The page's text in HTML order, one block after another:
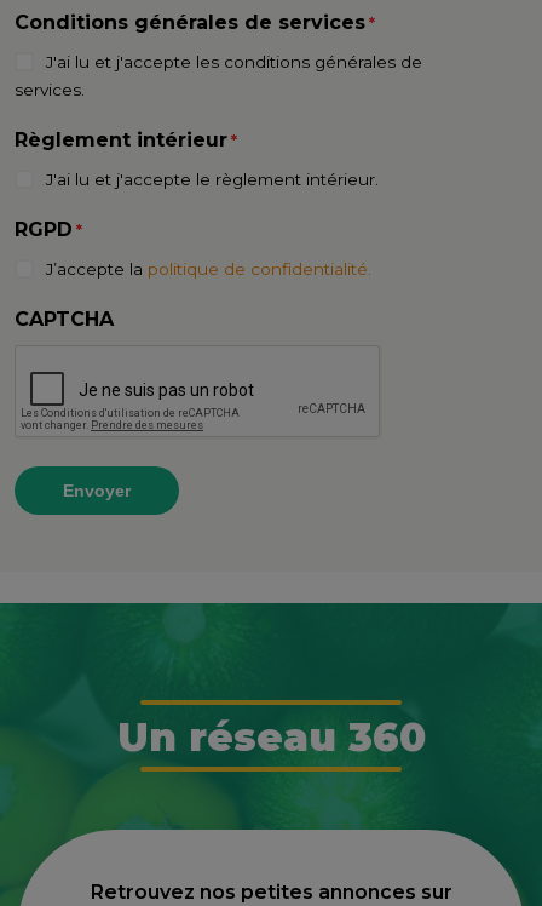
Conditions générales de services *
J'ai lu et j'accepte les conditions générales de
services.
Règlement intérieur *
J'ai lu et j'accepte le règlement intérieur.
RGPD *
J’accepte la politique de confidentialité.
CAPTCHA
Envoyer
Un réseau 360
Retrouvez nos petites annonces sur